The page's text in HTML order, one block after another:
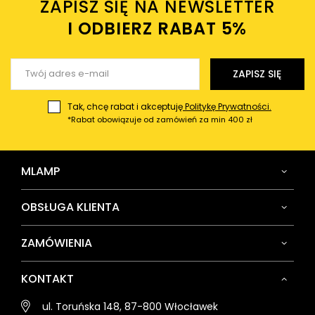
Twój email
ZAPISZ SIĘ NA NEWSLETTER
I ODBIERZ RABAT 5%ㅤ
ZAPISZ SIĘ
Tak, chcę rabat i akceptujęPolitykę Prywatności.
*Rabat obowiązuje od zamówień za min 400 zł
MLAMP
OBSŁUGA KLIENTA
ZAMÓWIENIA
KONTAKT
ul. Toruńska 148, 87-800 Włocławek